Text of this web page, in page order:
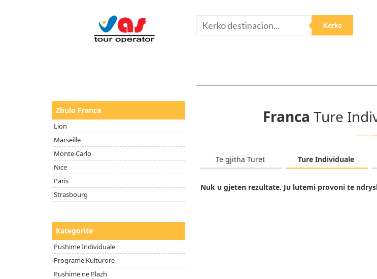
Zbulo Franca
Lion
Marseille
Monte Carlo
Nice
Paris
Strasbourg
Kategorite
Pushime Individuale
Programe Kulturore
Pushime ne Plazh
Franca Ture
Te gjitha Turet Ture Individuale
Nuk u gjeten rezultate. Ju lutemi provoni te